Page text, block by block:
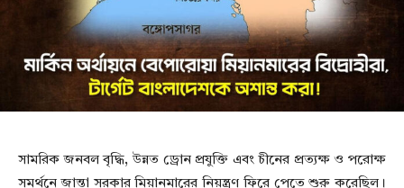
সামরিক জনবল বৃদ্ধি, উন্নত ড্রোন প্রযুক্তি এবং চীনের প্রত্যক্ষ ও পরোক্ষ
সমর্থনে জান্তা সরকার মিয়ানমারের নিয়ন্ত্রণ ফিরে পেতে শুরু করেছিল।